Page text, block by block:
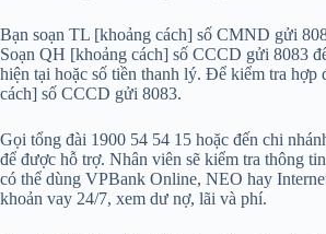
Bạn soạn TL [khoảng cách] số CMND gửi
Soạn QH [khoảng cách] số CCCD gửi 8083
hiện tại hoặc số tiền thanh lý. Để kiểm tra hợp
cách] số CCCD gửi 8083.
Gọi tổng đài 1900 54 54 15 hoặc đến chi
để được hỗ trợ. Nhân viên sẽ kiểm tra thông
có thể dùng VPBank Online, NEO hay
khoản vay 24/7, xem dư nợ, lãi và phí.